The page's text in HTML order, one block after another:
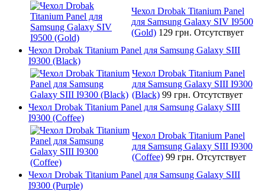
Чехол Drobak Titanium Panel
для Samsung Galaxy SIV I9500
(Gold) 129 грн. Отсутствует
Чехол Drobak Titanium Panel для Samsung Galaxy SIII
I9300 (Black)
Чехол Drobak Titanium Panel
для Samsung Galaxy SIII I9300
(Black) 99 грн. Отсутствует
Чехол Drobak Titanium Panel для Samsung Galaxy SIII
I9300 (Coffee)
Чехол Drobak Titanium Panel
для Samsung Galaxy SIII I9300
(Coffee) 99 грн. Отсутствует
Чехол Drobak Titanium Panel для Samsung Galaxy SIII
I9300 (Purple)